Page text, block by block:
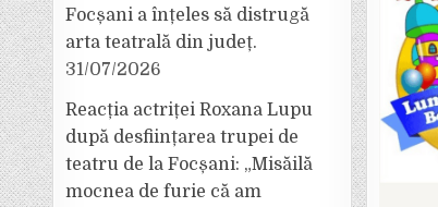
Focșani a înțeles să distrugă
arta teatrală din județ.
31/07/2026
Reacția actriței Roxana Lupu
după desființarea trupei de
teatru de la Focșani: „Misăilă
mocnea de furie că am